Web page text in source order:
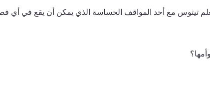
تيتوس مع أحد المواقف الحساسة الذي يمكن أن يقع في أي